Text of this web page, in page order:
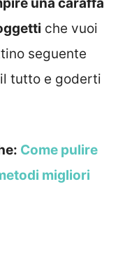
una caraffa
che vuoi
seguente
tutto e goderti
Come pulire
migliori